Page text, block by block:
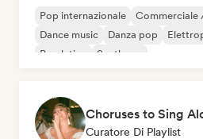
Pop internazionale
Commerciale
Dance music
Danza pop
Pop latino
Synthpop
Choruses to Sing
Curatore Di Playlist